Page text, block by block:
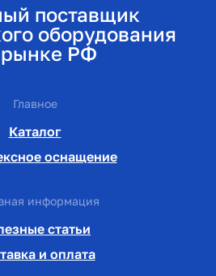
поставщик
оборудования
РФ
Главное
Каталог
оснащение
информация
статьи
и оплата